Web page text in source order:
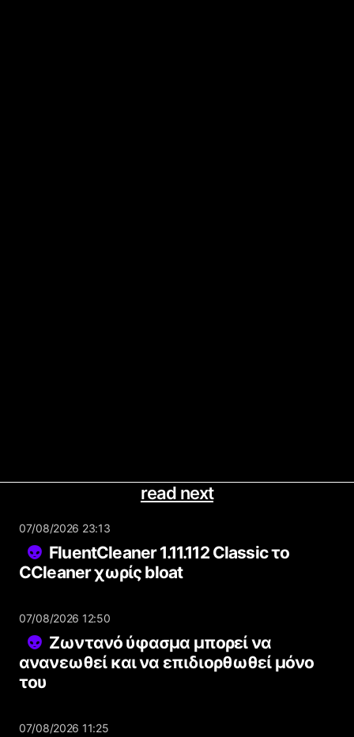
read next
07/08/2026 23:13
FluentCleaner 1.11.112 Classic το
CCleaner χωρίς bloat
07/08/2026 12:50
Ζωντανό ύφασμα μπορεί να
ανανεωθεί και να επιδιορθωθεί μόνο
του
07/08/2026 11:25